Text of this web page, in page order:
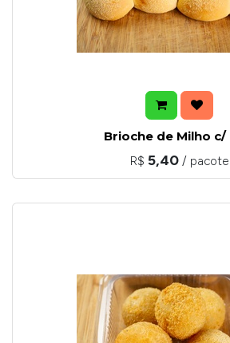
Brioche de Milho c/
R$ 5,40 / pacote